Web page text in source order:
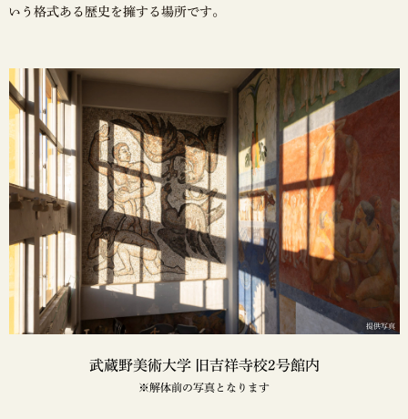
いう格式ある歴史を擁する場所です。
提供写真
武蔵野美術大学 旧吉祥寺校2号館内
※解体前の写真となります